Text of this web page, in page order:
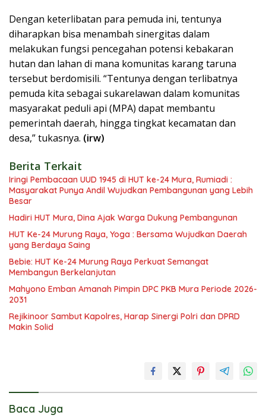
Dengan keterlibatan para pemuda ini, tentunya
diharapkan bisa menambah sinergitas dalam
melakukan fungsi pencegahan potensi kebakaran
hutan dan lahan di mana komunitas karang taruna
tersebut berdomisili. “Tentunya dengan terlibatnya
pemuda kita sebagai sukarelawan dalam komunitas
masyarakat peduli api (MPA) dapat membantu
pemerintah daerah, hingga tingkat kecamatan dan
desa,” tukasnya. (irw)
Berita Terkait
Iringi Pembacaan UUD 1945 di HUT ke-24 Mura, Rumiadi :
Masyarakat Punya Andil Wujudkan Pembangunan yang Lebih
Besar
Hadiri HUT Mura, Dina Ajak Warga Dukung Pembangunan
HUT Ke-24 Murung Raya, Yoga : Bersama Wujudkan Daerah
yang Berdaya Saing
Bebie: HUT Ke-24 Murung Raya Perkuat Semangat
Membangun Berkelanjutan
Mahyono Emban Amanah Pimpin DPC PKB Mura Periode 2026-
2031
Rejikinoor Sambut Kapolres, Harap Sinergi Polri dan DPRD
Makin Solid
Baca Juga